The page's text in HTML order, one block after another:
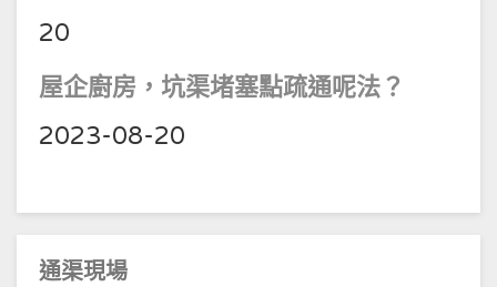
20
屋企廚房，坑渠堵塞點疏通呢法？
2023-08-20
通渠現場